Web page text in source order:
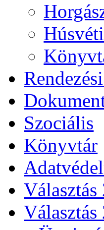
Szociális
Könyvtár
Választás
Választás